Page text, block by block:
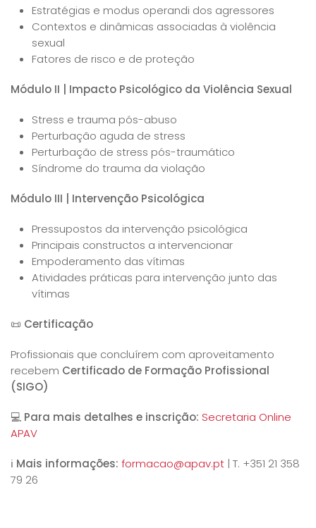
Estratégias e modus operandi dos agressores
Contextos e dinâmicas associadas à violência
sexual
Fatores de risco e de proteção
Módulo II | Impacto Psicológico da Violência Sexual
Stress e trauma pós-abuso
Perturbação aguda de stress
Perturbação de stress pós-traumático
Síndrome do trauma da violação
Módulo III | Intervenção Psicológica
Pressupostos da intervenção psicológica
Principais constructos a intervencionar
Empoderamento das vítimas
Atividades práticas para intervenção junto das
vítimas
📜 Certificação
Profissionais que concluírem com aproveitamento
recebem Certificado de Formação Profissional
(SIGO)
💻 Para mais detalhes e inscrição: Secretaria Online
APAV
ℹ️ Mais informações: formacao@apav.pt | T. +351 21 358
79 26